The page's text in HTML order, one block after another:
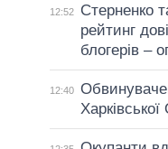
12:52
Стерненко
рейтинг
блогерів –
12:40